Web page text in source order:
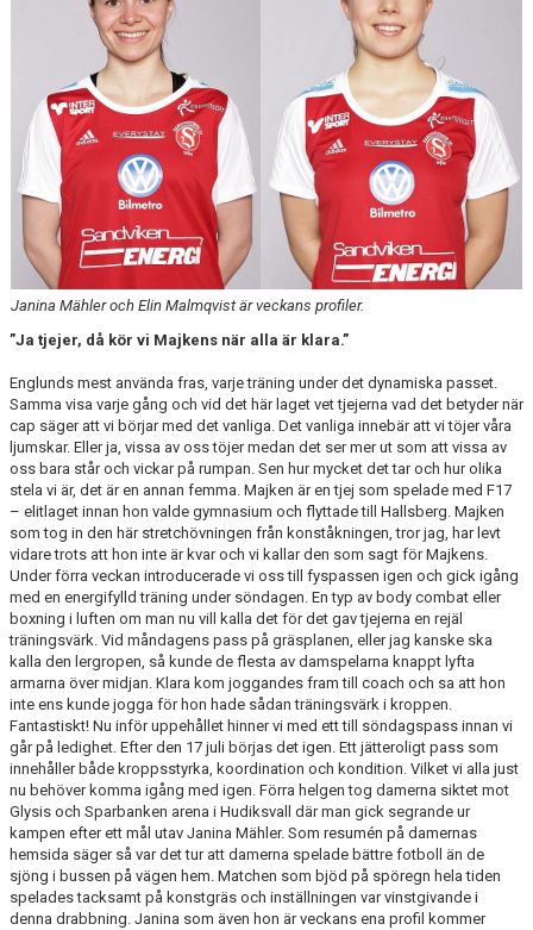
INTRESSEANMÄLAN FÖR SPELARE
INTRESSEANMÄLAN LEDARE
ANMÄLAN TILL CAMPER
Janina Mähler och Elin Malmqvist är veckans profiler.
”Ja tjejer, då kör vi Majkens när alla är klara.”
Englunds mest använda fras, varje träning under det dynamiska passet.
Samma visa varje gång och vid det här laget vet tjejerna vad det betyder när
cap säger att vi börjar med det vanliga. Det vanliga innebär att vi töjer våra
ljumskar. Eller ja, vissa av oss töjer medan det ser mer ut som att vissa av
oss bara står och vickar på rumpan. Sen hur mycket det tar och hur olika
stela vi är, det är en annan femma. Majken är en tjej som spelade med F17
– elitlaget innan hon valde gymnasium och flyttade till Hallsberg. Majken
som tog in den här stretchövningen från konståkningen, tror jag, har levt
vidare trots att hon inte är kvar och vi kallar den som sagt för Majkens.
Under förra veckan introducerade vi oss till fyspassen igen och gick igång
med en energifylld träning under söndagen. En typ av body combat eller
boxning i luften om man nu vill kalla det för det gav tjejerna en rejäl
träningsvärk. Vid måndagens pass på gräsplanen, eller jag kanske ska
kalla den lergropen, så kunde de flesta av damspelarna knappt lyfta
armarna över midjan. Klara kom joggandes fram till coach och sa att hon
inte ens kunde jogga för hon hade sådan träningsvärk i kroppen.
Fantastiskt! Nu inför uppehållet hinner vi med ett till söndagspass innan vi
går på ledighet. Efter den 17 juli börjas det igen. Ett jätteroligt pass som
innehåller både kroppsstyrka, koordination och kondition. Vilket vi alla just
nu behöver komma igång med igen. Förra helgen tog damerna siktet mot
Glysis och Sparbanken arena i Hudiksvall där man gick segrande ur
kampen efter ett mål utav Janina Mähler. Som resumén på damernas
hemsida säger så var det tur att damerna spelade bättre fotboll än de
sjöng i bussen på vägen hem. Matchen som bjöd på spöregn hela tiden
spelades tacksamt på konstgräs och inställningen var vinstgivande i
denna drabbning. Janina som även hon är veckans ena profil kommer